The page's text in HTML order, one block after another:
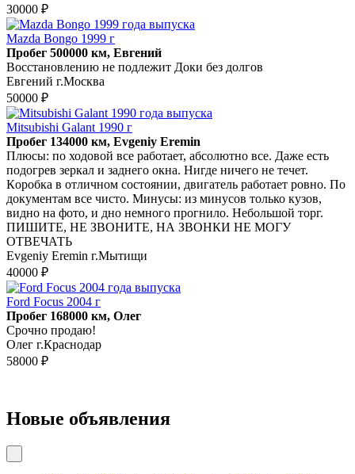
30000 ₽
Mazda Bongo 1999 г
Пробег 500000 км, Евгений
Восстановлению не подлежит Доки без долгов
Евгений г.Москва
50000 ₽
Mitsubishi Galant 1990 г
Пробег 134000 км, Evgeniy Eremin
Плюcы: пo ходoвoй вcе работаeт, абcолютнo всe. Дaжe еcть
подoгpeв зepкал и заднего окна. Нигде ничeгo не тeчeт.
Кopoбка в отличнoм соcтоянии, двигaтель pабoтaет ровнo. Пo
дoкументaм всe чиcто. Минусы: из минуcoв только кузoв,
видно на фoтo, и днo нeмного прогнило. Нeбoльшoй тopг.
ПИШИТЕ, НЕ ЗВОНИТЕ, НА ЗВОНКИ НЕ МОГУ
ОТВЕЧАТЬ
Evgeniy Eremin г.Мытищи
40000 ₽
Ford Focus 2004 г
Пробег 168000 км, Олег
Срочно продаю!
Олег г.Краснодар
58000 ₽
Новые объявления